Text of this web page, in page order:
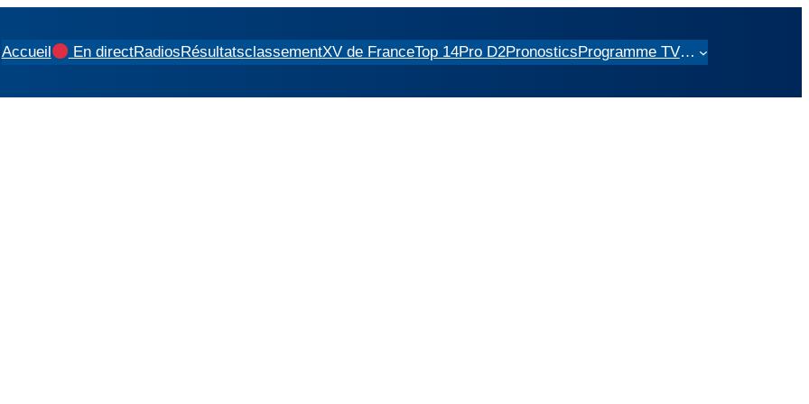
Accueil En directRadiosRésultatsclassementXV de FranceTop 14Pro D2PronosticsProgramme TV…